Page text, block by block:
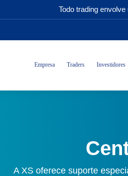
Todo trading
Empresa Traders Investidores
A XS oferece suporte